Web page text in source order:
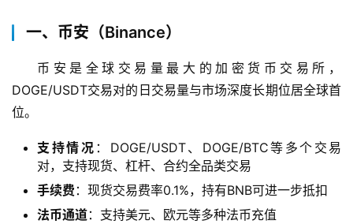
一、币安（Binance）
币安是全球交易量最大的加密货币交易所，
DOGE/USDT交易对的日交易量与市场深度长期位居全球首
位。
支持情况 ：DOGE/USDT、DOGE/BTC等多个交易
对，支持现货、杠杆、合约全品类交易
手续费 ：现货交易费率0.1%，持有BNB可进一步抵扣
法币通道：支持美元、欧元等多种法币充值